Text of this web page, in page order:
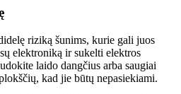
riziką šunims, kurie gali juos
elektroniką ir sukelti elektros
laido dangčius arba saugiai
kad jie būtų nepasiekiami.